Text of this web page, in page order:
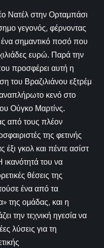
Νατέλ στην Ορταμπάσι
γεγονός, φέρνοντας
σημαντικό ποσό που
ευρώ. Παρά την
προσφέρει αυτή η
του Βραζιλιάνου εξτρέμ
κενό στο
Ούγκο Μαρτίνς.
από τους πλέον
της φετινής
γκολ και πέντε ασίστ
του να
θέσεις της
ένα από τα
της ομάδας, και η
την τεχνική ηγεσία να
λύσεις για τη